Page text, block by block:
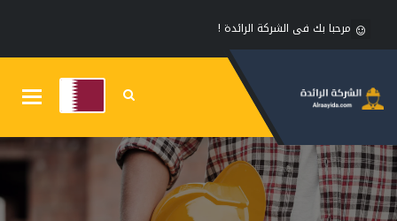
مرحبا بك فى الشركة الرائدة !